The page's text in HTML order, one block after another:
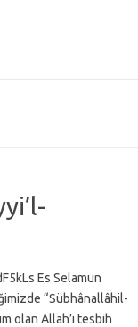
Es Selamun
“Sübhânallâhil-
olan Allah’ı tesbih